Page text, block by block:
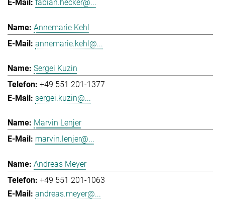
fabian.hecker@...
Annemarie Kehl
annemarie.kehl@...
Sergei Kuzin
+49 551 201-1377
sergei.kuzin@...
Marvin Lenjer
marvin.lenjer@...
Andreas Meyer
+49 551 201-1063
andreas.meyer@...